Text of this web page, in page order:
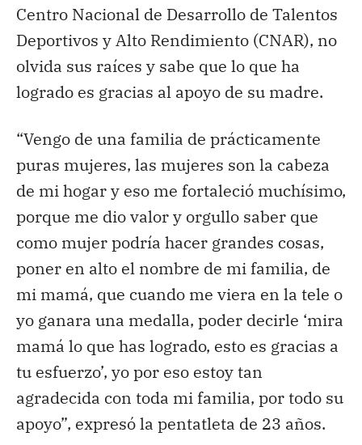
Centro Nacional de Desarrollo de Talentos
Deportivos y Alto Rendimiento (CNAR), no
olvida sus raíces y sabe que lo que ha
logrado es gracias al apoyo de su madre.
“Vengo de una familia de prácticamente
puras mujeres, las mujeres son la cabeza
de mi hogar y eso me fortaleció muchísimo,
porque me dio valor y orgullo saber que
como mujer podría hacer grandes cosas,
poner en alto el nombre de mi familia, de
mi mamá, que cuando me viera en la tele o
yo ganara una medalla, poder decirle ‘mira
mamá lo que has logrado, esto es gracias a
tu esfuerzo’, yo por eso estoy tan
agradecida con toda mi familia, por todo su
apoyo”, expresó la pentatleta de 23 años.